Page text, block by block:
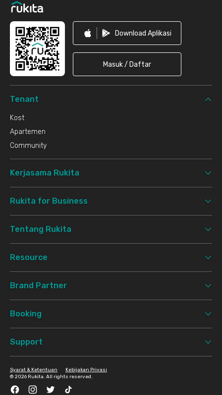
Download Aplikasi
Masuk / Daftar
Tenant
Kost
Apartemen
Community
Kerjasama Rukita
Rukita for Business
Tentang Rukita
Resource
Brand Partner
Booking
Support
© 2026 Rukita. All rights reserved.
Syarat & Ketentuan Kebijakan Privasi
FacebookInstagramTwitter TikTok